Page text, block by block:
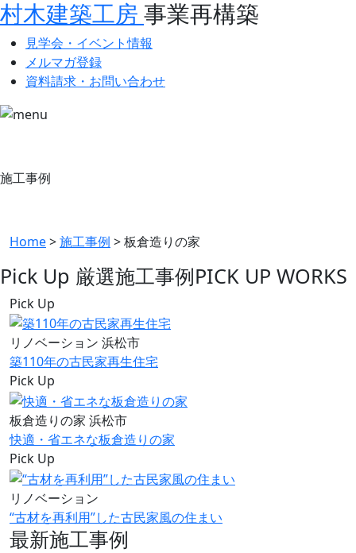
村木建築工房 事業再構築
見学会・イベント情報
メルマガ登録
資料請求・お問い合わせ
施工事例
Home>施工事例 >板倉造りの家
Pick Up 厳選施工事例PICK UP WORKS
Pick Up
リノベーション 浜松市
築110年の古民家再生住宅
Pick Up
板倉造りの家 浜松市
快適・省エネな板倉造りの家
Pick Up
リノベーション
“古材を再利用”した古民家風の住まい
最新施工事例